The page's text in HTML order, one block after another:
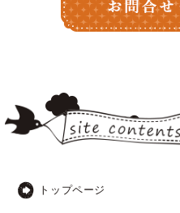
トップページ